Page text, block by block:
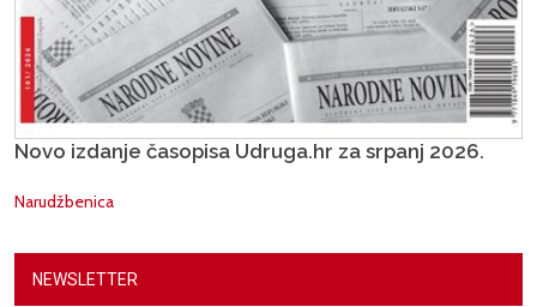
Novo izdanje časopisa Udruga.hr za srpanj 2026.
Narudžbenica
NEWSLETTER